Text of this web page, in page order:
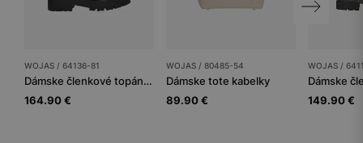
WOJAS / 64136-81
Dámske členkové topánky
164.90 €
WOJAS / 80485-54
Dámske tote kabelky
89.90 €
WOJAS /
149.90 €